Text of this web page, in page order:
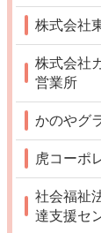
株式会社
株式会社
営業所
かのやグ
虎コーポ
社会福祉
達支援セ